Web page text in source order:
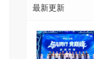
最新更新